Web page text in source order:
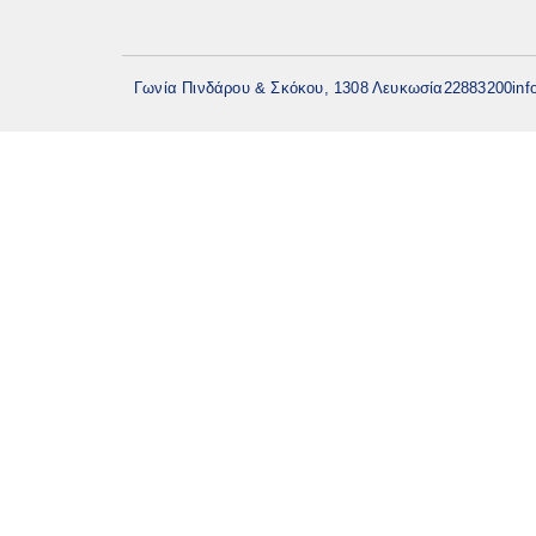
Γωνία Πινδάρου & Σκόκου, 1308 Λευκωσία22883200